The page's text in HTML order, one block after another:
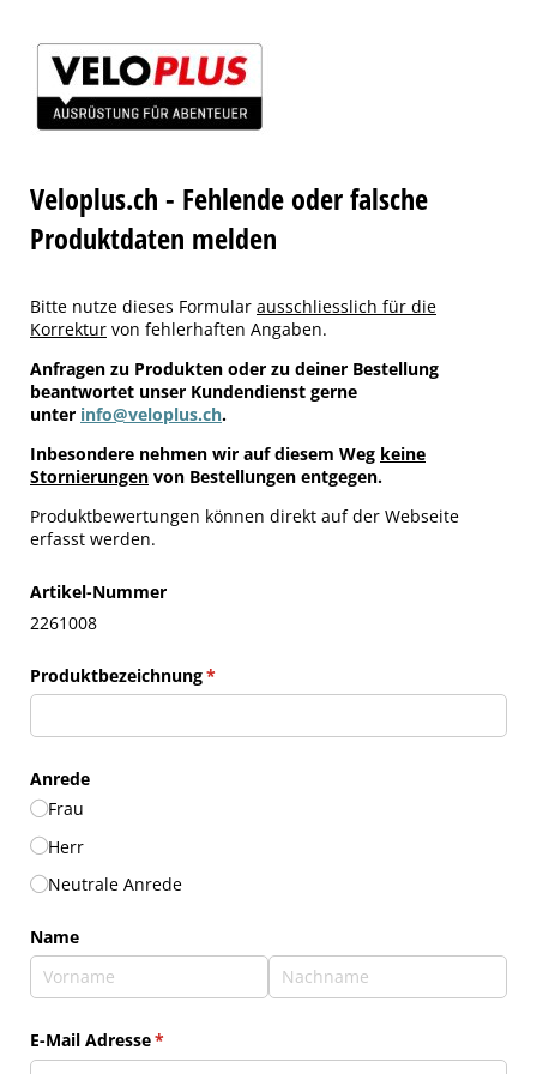
Veloplus.ch - Fehlende oder falsche
Produktdaten melden
Bitte nutze dieses Formular ausschliesslich für die
Korrektur von fehlerhaften Angaben.
Anfragen zu Produkten oder zu deiner Bestellung
beantwortet unser Kundendienst gerne
unter info@veloplus.ch.
Inbesondere nehmen wir auf diesem Weg keine
Stornierungen von Bestellungen entgegen.
Produktbewertungen können direkt auf der Webseite
erfasst werden.
Artikel-Nummer
2261008
Produktbezeichnung*
(erforderlich)
Anrede
Frau
Herr
Neutrale Anrede
Name
E-Mail Adresse*
(erforderlich)